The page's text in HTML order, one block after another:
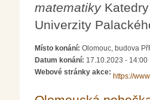
matematikyKatedry
Univerzity
Místo konání: Olomouc, budova
Datum konání: 17.10.2023 - 14:00
Webové stránky akce:
https://